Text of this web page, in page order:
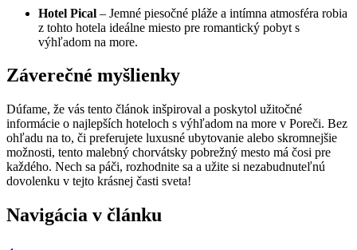
Hotel Pical – Jemné​ piesočné ⁣pláže a intímna ⁢atmosféra⁣ robia
⁣z tohto hotela​ ideálne miesto ​pre romantický pobyt s
výhľadom na more.
Záverečné myšlienky
Dúfame, že vás tento ⁣článok inšpiroval a poskytol ⁣užitočné
informácie o‌ najlepších hoteloch s výhľadom na more v Poreči. Bez
ohľadu na to, či preferujete‍ luxusné ubytovanie ​alebo skromnejšie
možnosti, tento malebný⁣ chorvátsky pobrežný mesto má čosi pre
každého. Nech sa páči, rozhodnite⁢ sa a užite si ​nezabudnuteľnú
dovolenku v ​tejto krásnej časti sveta!
Navigácia v článku